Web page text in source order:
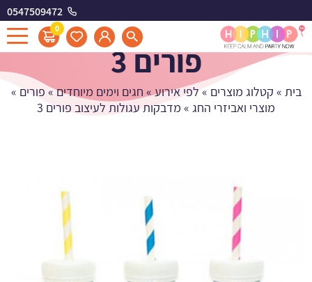
0547509472
0
מדבקות עגולות לעיצוב
פורים 3
בית » קטלוג מוצרים » לפי אירוע» חגים וימים מיוחדים» פורים »
מוצרי ואביזרי החג » מדבקות עגולות לעיצוב פורים 3